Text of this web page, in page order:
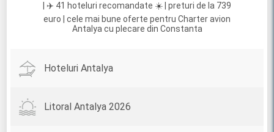
| ✈️ 41 hoteluri recomandate ☀️ | preturi de la 739
euro | cele mai bune oferte pentru Charter avion
Antalya cu plecare din Constanta
Hoteluri Antalya
Litoral Antalya 2026